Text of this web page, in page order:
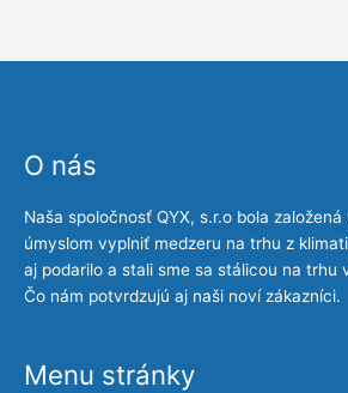
O nás
Naša spoločnosť QYX, s.r.o bola
úmyslom vyplniť medzeru na trhu z
aj podarilo a stali sme sa stálicou na trhu
Čo nám potvrdzujú aj naši noví zákazníci.
Menu stránky